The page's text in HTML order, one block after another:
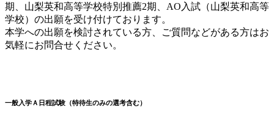
期、山梨英和高等学校特別推薦2期、AO入試（山梨英和高等
学校）の出願を受け付けております。
本学への出願を検討されている方、ご質問などがある方はお
気軽にお問合せください。
一般入学Ａ日程試験（特待生のみの選考含む）